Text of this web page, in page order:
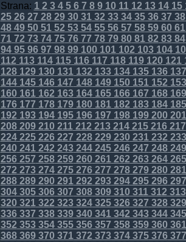
Strana: 12 34567 89101112 131415
252627 2829303132 3334353637 38
4849505152 5354555657 58596061
7172 7374757677 7879808182 8384
94959697 9899100101102 103104
112 113114115116117 118119120121
128129130131132 133134135136137
144145146147 148149150151152 153
160161162 163164165166167 168169
176177 178179180181182 183184185
192 193194195196197 198199200201
208209210211212 213214215216217
224225226227 228229230231232 233
240241242 243244245246247 248249
256257 258259260261262 263264265
272 273274275276277 278279280281
288289290291292 293294295296297
304305306307 308309310311312 313
320321322 323324325326327 328329
336337 338339340341342 343344345
352 353354355356357 358359360361
368369370371372 373374375376377